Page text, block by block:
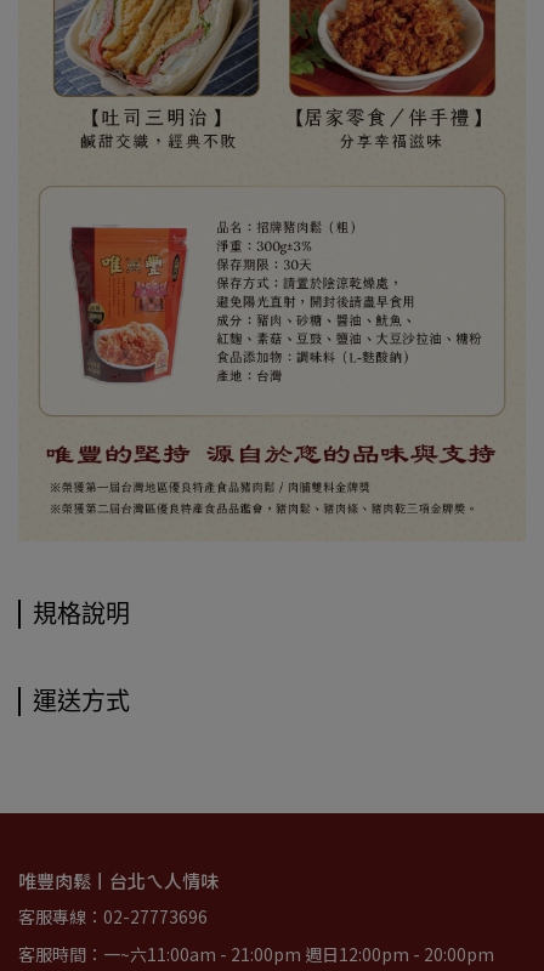
規格說明
運送方式
唯豐肉鬆丨台北ㄟ人情味
客服專線：02-27773696
客服時間：一~六11:00am - 21:00pm 週日12:00pm - 20:00pm